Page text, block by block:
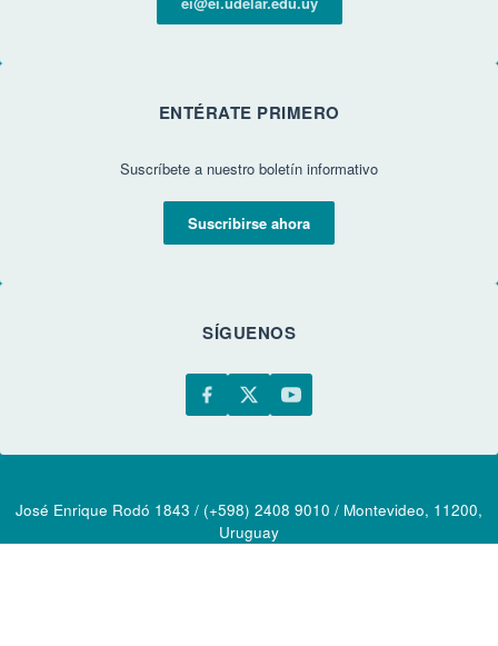
ENTÉRATE PRIMERO
Suscríbete a nuestro boletín informativo
Suscribirse ahora
SÍGUENOS
José Enrique Rodó 1843 / (+598) 2408 9010 / Montevideo, 11200,
Uruguay